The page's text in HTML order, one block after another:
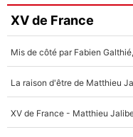
XV de France